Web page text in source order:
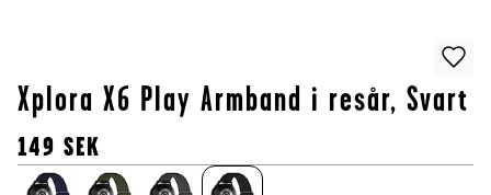
Xplora X6 Play Armband i resår, Svart
149 SEK